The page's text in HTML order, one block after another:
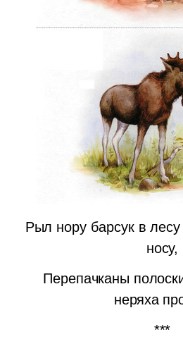
Рыл нору барсук в
носу,
Перепачканы
неряха
***